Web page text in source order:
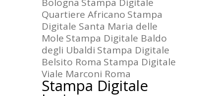
Quartiere Africano Stampa
Digitale Santa Maria delle
Mole Stampa Digitale Baldo
degli Ubaldi Stampa Digitale
Belsito Roma Stampa Digitale
Viale Marconi Roma
Stampa Digitale